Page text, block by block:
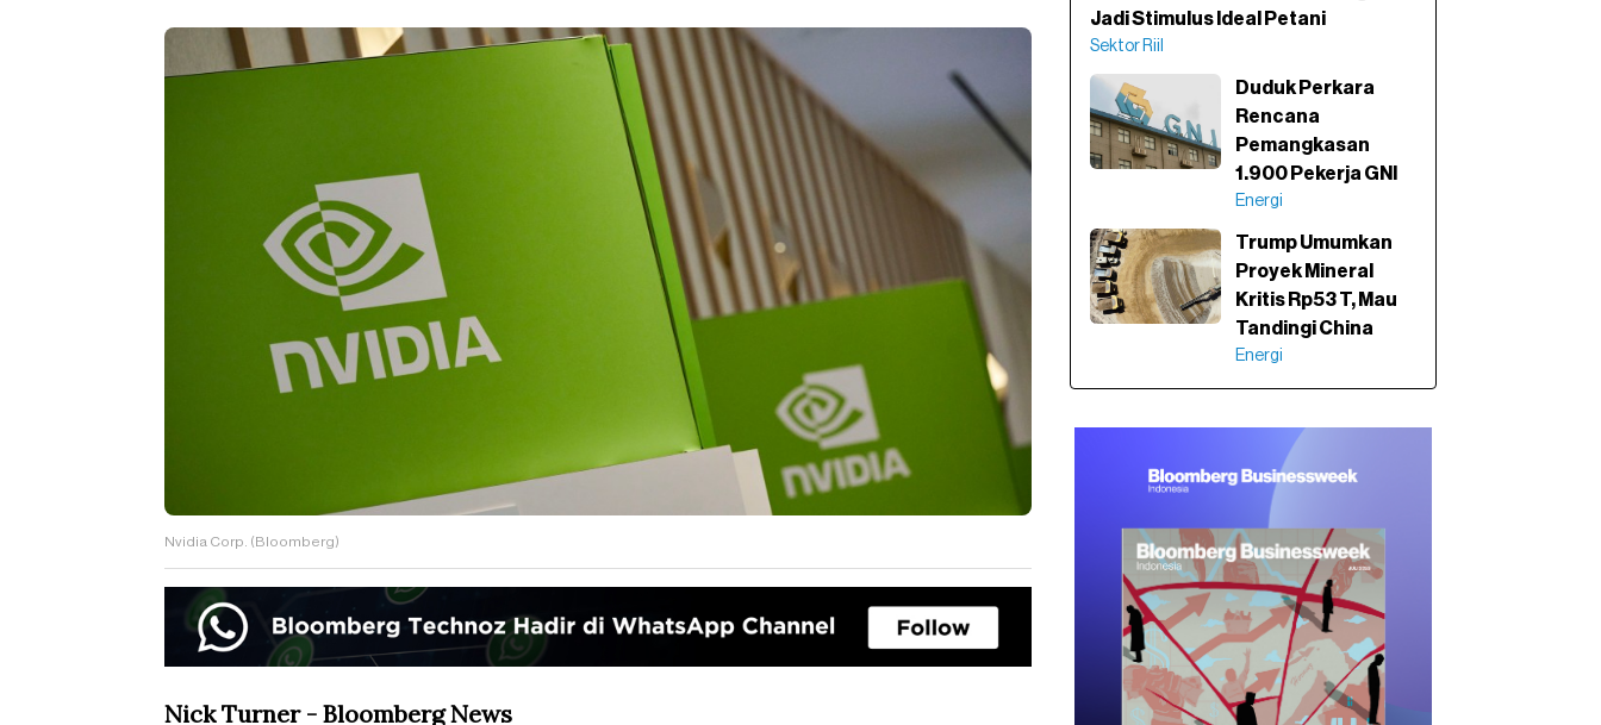
Nvidia Corp. (Bloomberg)
Nick Turner - Bloomberg News
Jadi Stimulus Ideal Petani
Sektor Riil
Duduk Perkara
Rencana
Pemangkasan
1.900 Pekerja GNI
Energi
Trump Umumkan
Proyek Mineral
Kritis Rp53 T, Mau
Tandingi China
Energi